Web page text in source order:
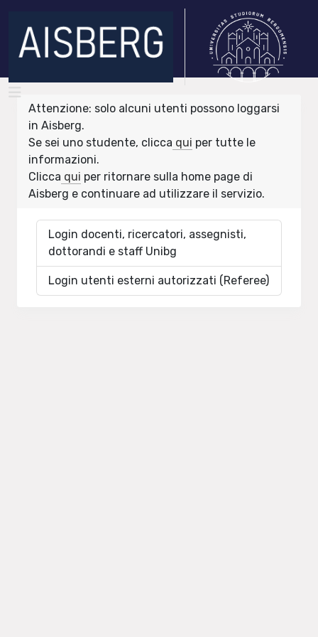
Attenzione: solo alcuni utenti possono loggarsi
in Aisberg.
Se sei uno studente, clicca qui per tutte le
informazioni.
Clicca qui per ritornare sulla home page di
Aisberg e continuare ad utilizzare il servizio.
Login docenti, ricercatori, assegnisti,
dottorandi e staff Unibg
Login utenti esterni autorizzati (Referee)